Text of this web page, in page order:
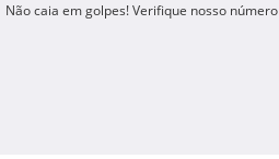
Não caia em golpes! Verifique nosso número